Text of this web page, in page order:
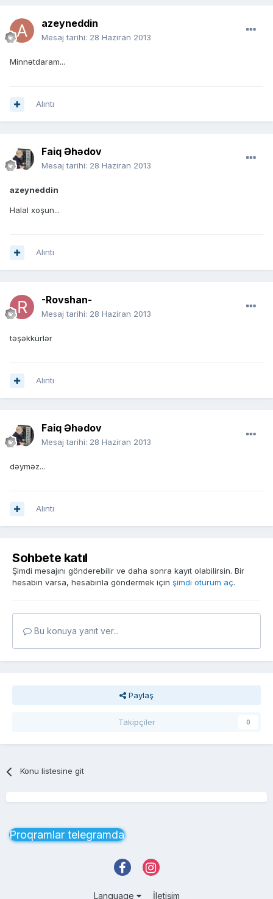
azeyneddin
Mesaj tarihi: 28 Haziran 2013
Minnətdaram...
Alıntı
Faiq Əhədov
Mesaj tarihi: 28 Haziran 2013
azeyneddin
Halal xoşun...
Alıntı
-Rovshan-
Mesaj tarihi: 28 Haziran 2013
təşəkkürlər
Alıntı
Faiq Əhədov
Mesaj tarihi: 28 Haziran 2013
dəyməz...
Alıntı
Sohbete katıl
Şimdi mesajını gönderebilir ve daha sonra kayıt olabilirsin. Bir
hesabın varsa, hesabınla göndermek için şimdi oturum aç.
Bu konuya yanıt ver...
Paylaş
Takipçiler 0
Konu listesine git
Proqramlar telegramda
Language İletişim